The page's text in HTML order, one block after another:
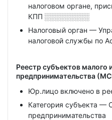
налоговом органе,
КПП ░░░░░░░░░
Налоговый орган —
налоговой службы по
Реестр субъектов малого
предпринимательства
Юр.лицо включено в
Категория субъекта —
предпринимательства